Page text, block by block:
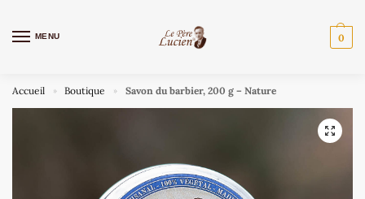
MENU 0
Accueil » Boutique » Savon du barbier, 200 g – Nature